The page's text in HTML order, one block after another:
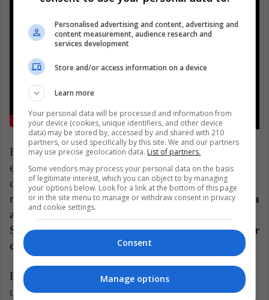
El problema fue el tiempo. Sony tenía un acuerdo en
el que tenían que lanzar una película de Spider-Man
cada pocos años, caos contrario, los derechos
regresarían a Marvel.A pesar de que el director tenía
algunas ideas (Vulture y Mysterio como villanos),
Sam Raimi se dio cuenta de que no podría cumplir
con el plazo de mayo de 2011 para el lanzamiento.
Entonces, decidió abandonar el proyecto, generando
un posterior reinicio de la saga con Andrew Garfield
Personalised advertising and content, advertising and
content measurement, audience research and
services development
Store and/or access information on a device
Learn more
Your personal data will be processed and information from
your device (cookies, unique identifiers, and other device
data) may be stored by, accessed by and shared with 210
partners, or used specifically by this site. We and our partners
may use precise geolocation data. List of partners.
Some vendors may process your personal data on the basis
of legitimate interest, which you can object to by managing
your options below. Look for a link at the bottom of this page
or in the site menu to manage or withdraw consent in privacy
and cookie settings.
Consent
Manage options